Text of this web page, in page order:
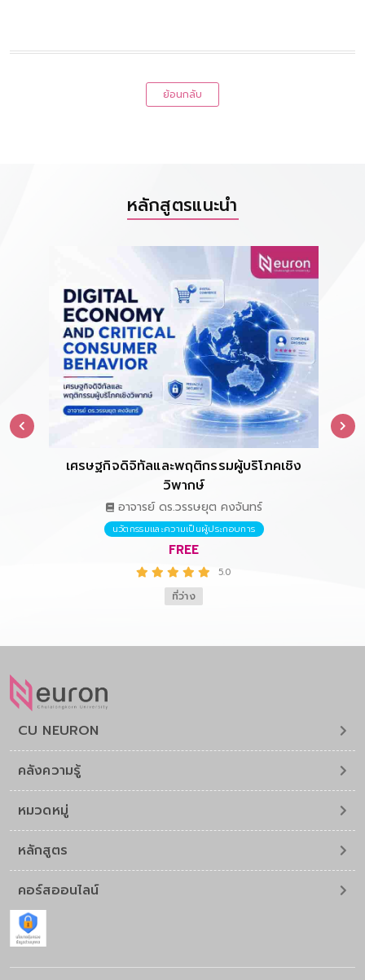
ย้อนกลับ
หลักสูตรแนะนำ
เศรษฐกิจดิจิทัลและพฤติกรรมผู้บริโภคเชิง
วิพากษ์
อาจารย์ ดร.วรรษยุต คงจันทร์
นวัตกรรมและความเป็นผู้ประกอบการ
FREE
5.0
ที่ว่าง
CU NEURON
คลังความรู้
หมวดหมู่
หลักสูตร
คอร์สออนไลน์